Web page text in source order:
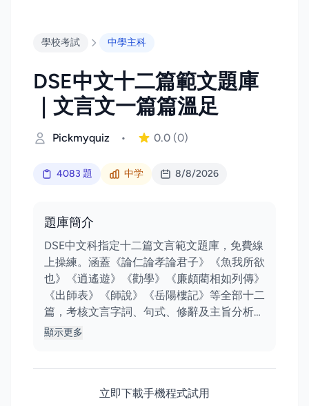
學校考試 中學主科
DSE中文十二篇範文題庫
｜文言文一篇篇溫足
Pickmyquiz • 0.0 (0)
4083 題 中学 8/8/2026
題庫簡介
DSE中文科指定十二篇文言範文題庫，免費線
上操練。涵蓋《論仁論孝論君子》《魚我所欲
也》《逍遙遊》《勸學》《廉頗藺相如列傳》
《出師表》《師說》《岳陽樓記》等全部十二
篇，考核文言字詞、句式、修辭及主旨分析…
顯示更多
立即下載手機程式試用